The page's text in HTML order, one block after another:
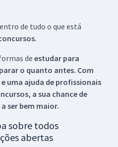
de tudo o que está
de estudar para
o quanto antes. Com
uma ajuda de profissionais
a sua chance de
ser bem maior.
sobre todos
abertas